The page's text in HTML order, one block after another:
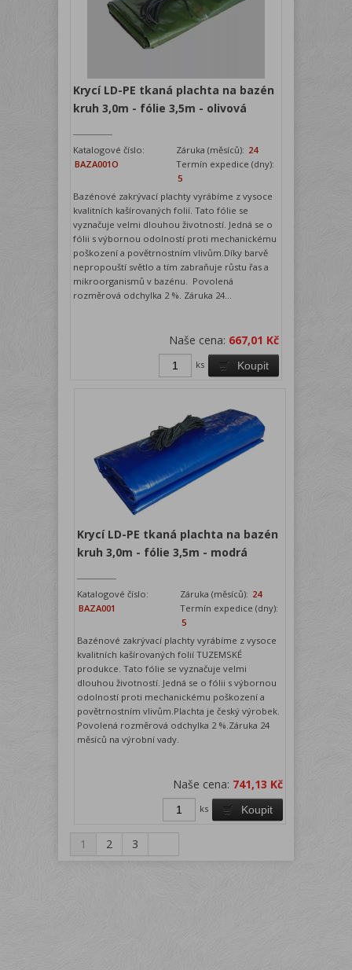
Krycí LD-PE tkaná plachta na bazén
kruh 3,0m - fólie 3,5m - olivová
Katalogové číslo:
BAZA001O
Záruka (měsíců): 24
Termín expedice (dny):
5
Bazénové zakrývací plachty vyrábíme z vysoce
kvalitních kašírovaných folií. Tato fólie se
vyznačuje velmi dlouhou životností. Jedná se o
fólii s výbornou odolností proti mechanickému
poškození a povětrnostním vlivům.Díky barvě
nepropouští světlo a tím zabraňuje růstu řas a
mikroorganismů v bazénu. Povolená
rozměrová odchylka 2 %. Záruka 24...
Naše cena: 667,01 Kč
Koupit
ks
Krycí LD-PE tkaná plachta na bazén
kruh 3,0m - fólie 3,5m - modrá
Katalogové číslo:
BAZA001
Záruka (měsíců): 24
Termín expedice (dny):
5
Bazénové zakrývací plachty vyrábíme z vysoce
kvalitních kašírovaných folií TUZEMSKÉ
produkce. Tato fólie se vyznačuje velmi
dlouhou životností. Jedná se o fólii s výbornou
odolností proti mechanickému poškození a
povětrnostním vlivům.Plachta je český výrobek.
Povolená rozměrová odchylka 2 %.Záruka 24
měsíců na výrobní vady.
Naše cena: 741,13 Kč
Koupit
ks
1 2 3